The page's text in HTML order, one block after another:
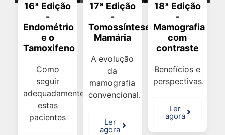
16ª Edição
-
Endométrio
e o
Tamoxifeno
Como
seguir
adequadamente
estas
pacientes
17ª Edição
-
Tomossíntese
Mamária
A evolução
da
mamografia
convencional.
Ler
agora
18ª Edição
-
Mamografia
com
contraste
Benefícios e
perspectivas.
Ler
agora